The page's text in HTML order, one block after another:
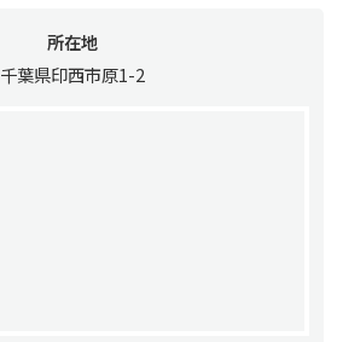
所在地
千葉県印西市原1-2